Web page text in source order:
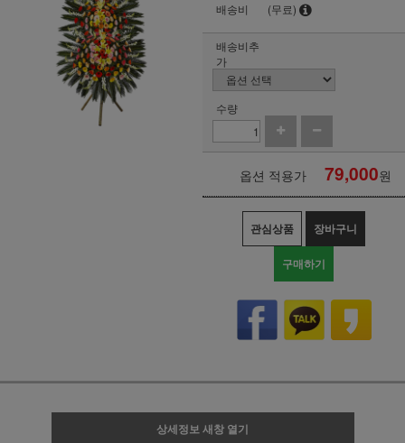
배송비
(무료)
배송비추
가
수량
옵션 적용가 79,000원
관심상품 장바구니
구매하기
상세정보 새창 열기